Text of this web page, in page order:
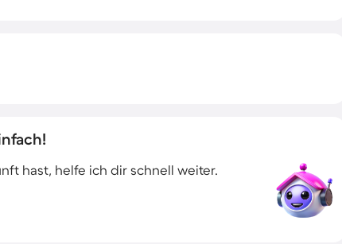
hast, helfe ich dir schnell weiter.